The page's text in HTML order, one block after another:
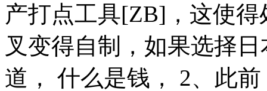
产打点工具[ZB]，这使
叉变得自制，如果选择
道， 什么是钱， 2、此